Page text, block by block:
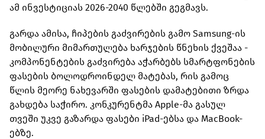
ამ ინვესტიციას 2026-2040 წლებში გეგმავს.
გარდა ამისა, ჩიპების გაძვირების გამო Samsung-ის
მობილური მიმართულება ხარჯების წნეხის ქვეშაა -
კომპონენტების გაძვირება აჭარბებს სმარტფონების
ფასების ბოლოდროინდელ მატებას, რის გამოც
წლის მეორე ნახევარში ფასების დამატებითი ზრდა
გახდება საჭირო. კონკურენტმა Apple-მა გასულ
თვეში უკვე გაზარდა ფასები iPad-ებსა და MacBook-
ებზე.